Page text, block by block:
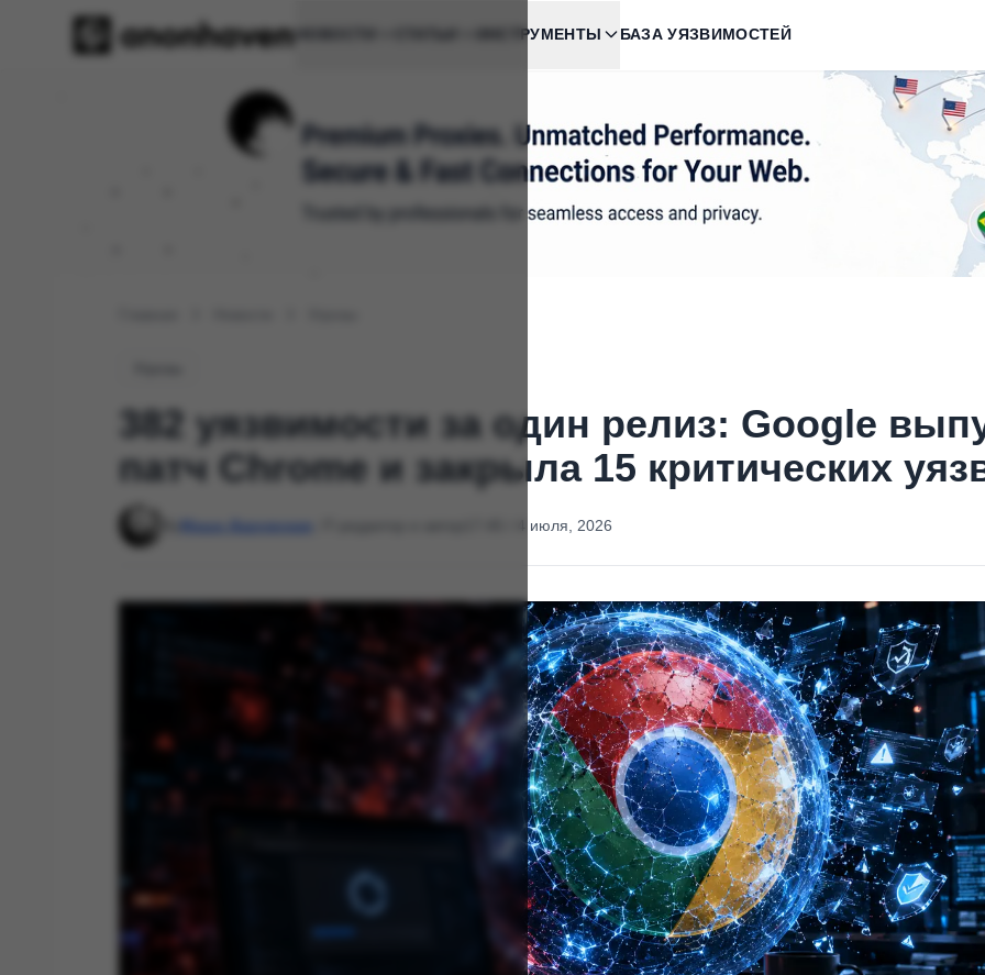
ИНСТРУМЕНТЫ БАЗА УЯЗВИМОСТЕЙ
382 уязвимости за один релиз: Google
патч Chrome и закрыла 15 критических
Маша Даровская 17:45 / 4 июля, 2026